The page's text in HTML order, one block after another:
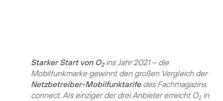
Starker Start von O2ins Jahr 2021 – die
Mobilfunkmarke gewinnt den großen Vergleich der
Netzbetreiber-Mobilfunktarifedes Fachmagazins
connect. Als einziger der drei Anbieter erreicht O2in